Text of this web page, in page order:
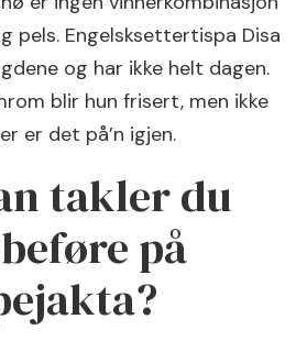
pels. Engelsksettertispa Disa
og har ikke helt dagen.
blir hun frisert, men ikke
er det på’n igjen.
takler du
på